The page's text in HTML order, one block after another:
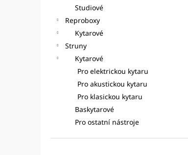
Studiové
Reproboxy
Kytarové
Struny
Kytarové
Pro elektrickou kytaru
Pro akustickou kytaru
Pro klasickou kytaru
Baskytarové
Pro ostatní nástroje
CURT MANGAN STRINGS - 10-46
NICKEL WOUND
ELEKTRICKOU KYTARU
Původně: